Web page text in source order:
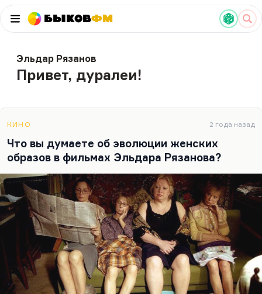
БыковФМ
Эльдар Рязанов
Привет, дуралеи!
КИНО 2 года назад
Что вы думаете об эволюции женских
образов в фильмах Эльдара Рязанова?